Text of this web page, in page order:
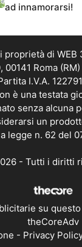
ad innamorarsi!
proprietà di WEB
00141 Roma
I.V.A.
è una testata
senza alcuna
un
legge n. 62 del
- Tutti i diritti
su
theCoreAdv
- Privacy